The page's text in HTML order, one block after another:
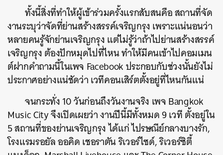
ทั้งนี้สิ่งที่ทำให้ผู้เข้าร่วมครั้งแรกสับสนคือ สถานที่จัด
งานระบุว่าจัดที่ย่านสร้างสรรค์เจริญกรุง เพราะแน่นอนว่า
หลายคนรู้จักย่านเจริญกรุง แต่ไม่รู้ว่าถ้าไปย่านสร้างสรรค์
เจริญกรุง ต้องปักหมุดไปที่ไหน ทำให้มีคนเข้าไปคอมเมน
ต์ฝากคำถามนี้ในเพจ Facebook ประกอบกับช่วงนั้นยังไม่
ประกาศอย่างแน่ชัดว่า เวทีคอนเสิร์ตตั้งอยู่ที่ไหนกันแน่
จนกระทั่ง 10 วันก่อนถึงวันงานจริง เพจ Bangkok
Music City จึงเปิดเผยว่า งานปีนี้มีทั้งหมด 9 เวที ตั้งอยู่ใน
5 สถานที่ของย่านเจริญกรุง ได้แก่ ไปรษณีย์กลางบางรัก,
โรงแรมรอยัล ออคิด เชอราตัน ริเวอร์ไซด์, ริเวอร์ซิตี้